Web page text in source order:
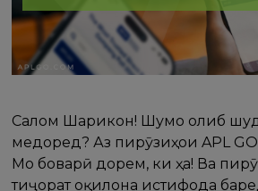
Салом Шарикон! Шумо ғолиб
медоред? Аз пирӯзиҳои APL
Мо боварӣ дорем, ки ҳа! Ва
тиҷорат оқилона истифода